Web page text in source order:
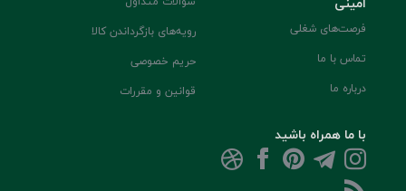
فرصت‌های شغلی
تماس با ما
درباره ما
با ما همراه باشید
رویه‌های بازگرداندن کالا
حریم خصوصی
قوانین و مقررات